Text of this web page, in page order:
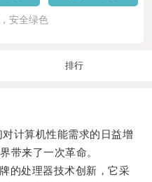
安全绿色
排行
计算机性能需求的日益增
带来了一次革命。
处理器技术创新，它采